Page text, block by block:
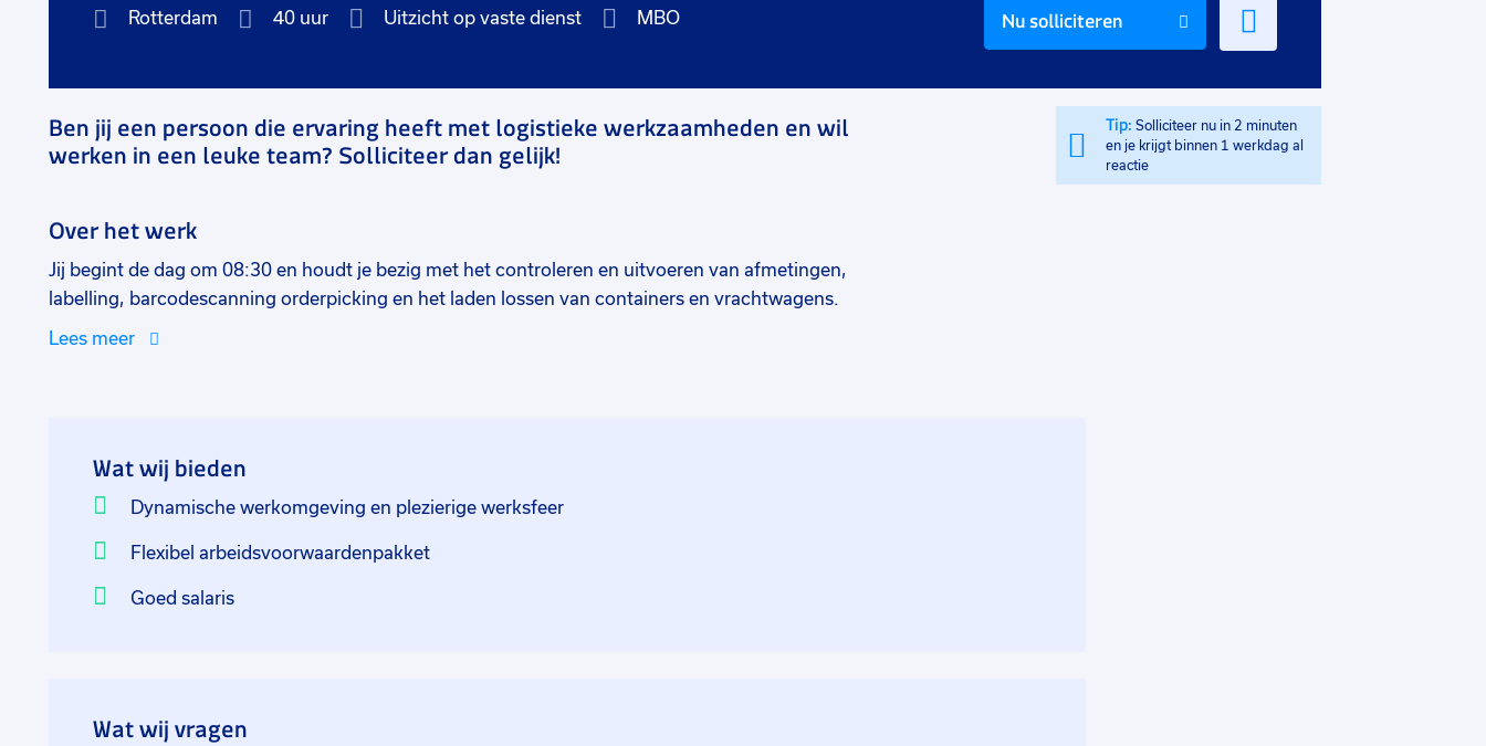
Rotterdam 40 uur Uitzicht op vaste dienst MBO Nu solliciteren
favorieten
Tip: Solliciteer nu in 2 minuten
en je krijgt binnen 1 werkdag al
reactie
Ben jij een persoon die ervaring heeft met logistieke werkzaamheden en wil
werken in een leuke team? Solliciteer dan gelijk!
Over het werk
Jij begint de dag om 08:30 en houdt je bezig met het controleren en uitvoeren van afmetingen,
labelling, barcodescanning orderpicking en het laden lossen van containers en vrachtwagens.
Jij bent verantwoordelijk voor de fysieke afhandeling van lucht- en zeevrachtzendingen.
Lees meer
Wat wij bieden
Dynamische werkomgeving en plezierige werksfeer
Flexibel arbeidsvoorwaardenpakket
Goed salaris
Wat wij vragen